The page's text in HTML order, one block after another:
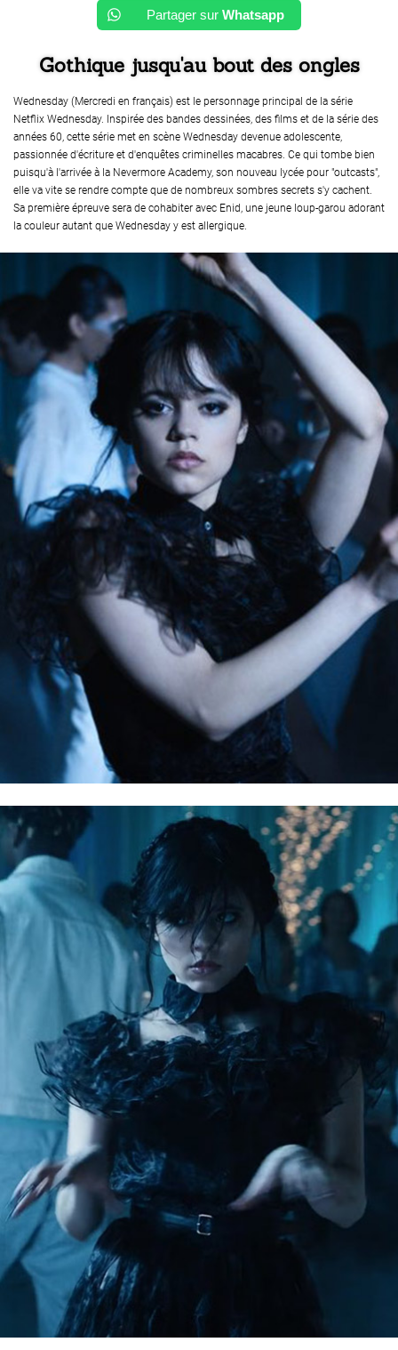
Partager sur Whatsapp
Gothique jusqu'au bout des ongles
Wednesday (Mercredi en français) est le personnage principal de la série
Netflix Wednesday. Inspirée des bandes dessinées, des films et de la série des
années 60, cette série met en scène Wednesday devenue adolescente,
passionnée d'écriture et d'enquêtes criminelles macabres. Ce qui tombe bien
puisqu'à l'arrivée à la Nevermore Academy, son nouveau lycée pour "outcasts",
elle va vite se rendre compte que de nombreux sombres secrets s'y cachent.
Sa première épreuve sera de cohabiter avec Enid, une jeune loup-garou adorant
la couleur autant que Wednesday y est allergique.